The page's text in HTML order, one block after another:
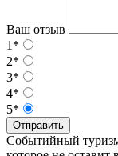
Ваш отзыв
1*
2*
3*
4*
5*
Отправить
Событийный туризм